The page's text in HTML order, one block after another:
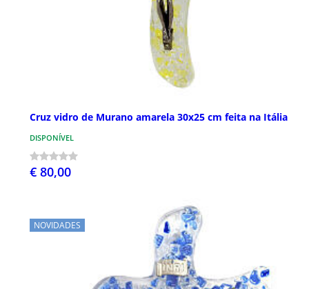
Cruz vidro de Murano amarela 30x25 cm feita na Itália
DISPONÍVEL
€ 80,00
NOVIDADES